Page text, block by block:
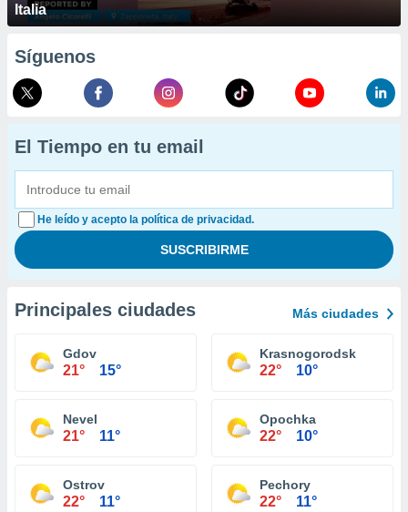
Italia
Síguenos
El Tiempo en tu email
He leído y acepto la política de privacidad.
Principales ciudades Más ciudades
Gdov
21° 15°
Krasnogorodsk
22° 10°
Nevel
21° 11°
Opochka
22° 10°
Ostrov
22° 11°
Pechory
22° 11°